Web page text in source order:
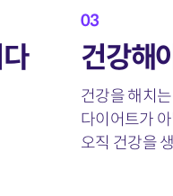
03
건강해
건강을 해치
다이어트가
오직 건강을